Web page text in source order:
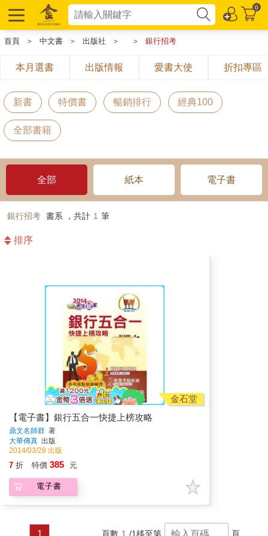
0
首頁 ＞ 中文書 ＞ 出版社 ＞ ＞ 銀行招考
本月選書 出版情報 愛書大使 折扣專區
新書 特價書 暢銷排行 經典100
全部書籍
全部 紙本 電子書
銀行招考 書系 ，共計 1 筆
排序
金石堂
【電子書】銀行五合一快捷上榜攻略
鼎文名師群 著
大華傳真 出版
2014/03/28 出版
7 折 特價 385 元
電子書
1 頁數 1 /1移至第 頁